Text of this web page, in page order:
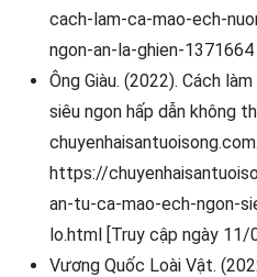
cach-lam-ca-mao-ech-
ngon-an-la-ghien-
Ông Giàu. (2022). Cách
siêu ngon hấp dẫn không
https://
an-tu-ca-mao-ech-ngon-
lo.html [Truy cập ngày 11/
Vương Quốc Loài Vật.